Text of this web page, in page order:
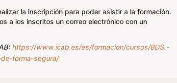
la inscripción para poder asistir a la formación.
a los inscritos un correo electrónico con un
https://www.icab.es/es/formacion/cursos/BDS.-
forma-segura/